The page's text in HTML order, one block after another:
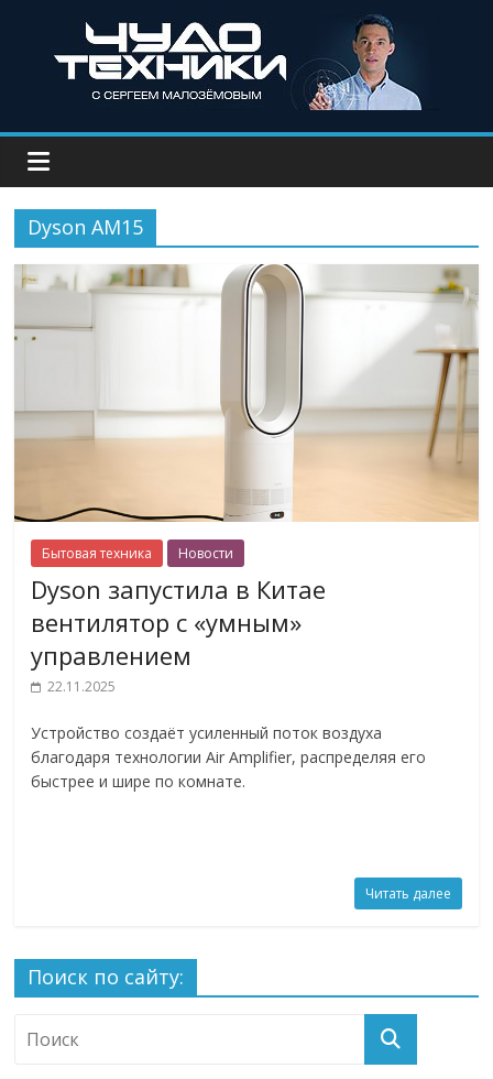
Dyson AM15
Бытовая техника Новости
Dyson запустила в Китае
вентилятор с «умным»
управлением
22.11.2025
Устройство создаёт усиленный поток воздуха
благодаря технологии Air Amplifier, распределяя его
быстрее и шире по комнате.
Читать далее
Поиск по сайту: